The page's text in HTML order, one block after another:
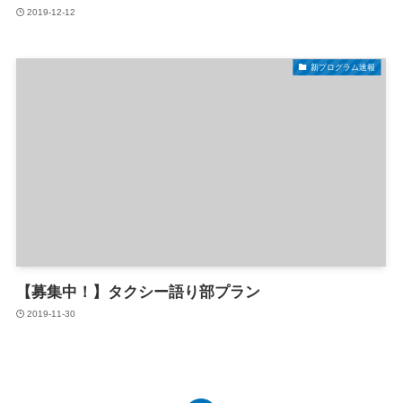
2019-12-12
新プログラム速報
【募集中！】タクシー語り部プラン
2019-11-30